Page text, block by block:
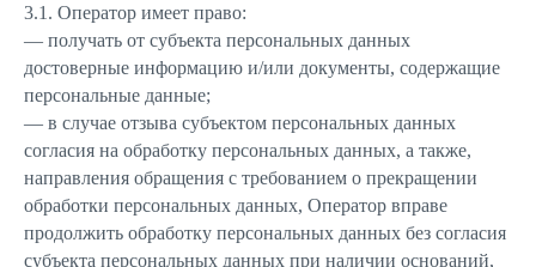
3.1. Оператор имеет право:
— получать от субъекта персональных данных
достоверные информацию и/или документы, содержащие
персональные данные;
— в случае отзыва субъектом персональных данных
согласия на обработку персональных данных, а также,
направления обращения с требованием о прекращении
обработки персональных данных, Оператор вправе
продолжить обработку персональных данных без согласия
субъекта персональных данных при наличии оснований,